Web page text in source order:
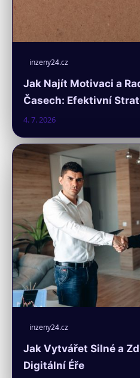
inzeny24.cz
Jak Najít Motivaci a
Časech: Efektivní
4. 7. 2026
inzeny24.cz
Jak Vytvářet Silné a
Digitální Éře